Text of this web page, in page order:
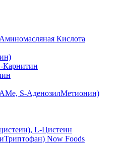
Кислота
Карнитин
S-АденозилМетионин)
L-Цистеин
Now Foods